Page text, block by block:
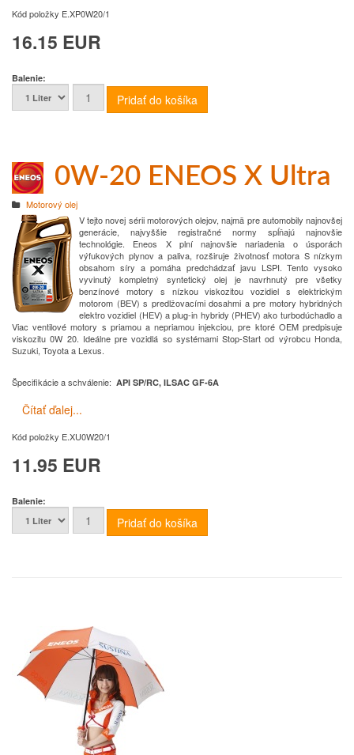
Kód položky E.XP0W20/1
16.15 EUR
Balenie:
0W-20 ENEOS X Ultra
Motorový olej
V tejto novej sérii motorových olejov, najmä pre automobily najnovšej
generácie, najvyššie registračné normy spĺňajú najnovšie
technológie.
Eneos X plní najnovšie nariadenia o úsporách
výfukových plynov a paliva, rozširuje životnosť motora S nízkym
obsahom síry a pomáha predchádzať javu LSPI. Tento vysoko
vyvinutý kompletný syntetický olej je navrhnutý pre všetky
benzínové motory s nízkou viskozitou vozidiel s elektrickým
motorom (BEV) s predlžovacími dosahmi a pre motory hybridných
elektro vozidiel (HEV) a plug-in hybridy (PHEV) ako turbodúchadlo a
Viac ventilové motory s priamou a nepriamou injekciou, pre ktoré OEM predpisuje
viskozitu 0W 20. Ideálne pre vozidlá so systémami Stop-Start od výrobcu Honda,
Suzuki, Toyota a Lexus.
Špecifikácie a schválenie: API SP/RC, ILSAC GF-6A
Čítať ďalej...
Kód položky E.XU0W20/1
11.95 EUR
Balenie: